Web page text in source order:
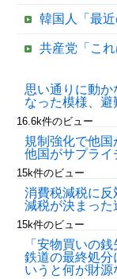
韓国人「最近の
共産党「これは酷い…京都市
【移民政策反対
Powered by
思い通りに動か
なった模様、
16.6k件のビュー
規制強化で他国
他国がサプラ
15k件のビュー
消費税減税に反
減税が決まっ
15k件のビュー
「安物買いの
鉄道の最終処分
いうと何が財源